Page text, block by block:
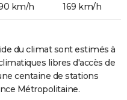
km/h 169 km/h
du climat sont estimés à
libres d'accès de
centaine de stations
Métropolitaine.